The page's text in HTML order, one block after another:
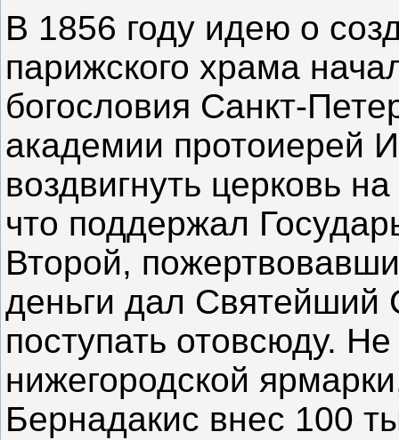
В 1856 году идею о
парижского храма
богословия Санкт-
академии протоиерей
воздвигнуть церковь
что поддержал
Второй,
деньги дал
поступать отовсюду.
нижегородской
Бернадакис внес 100